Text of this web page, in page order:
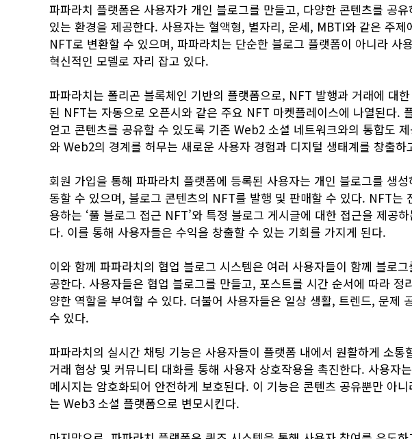
파파라치 플랫폼은 사용자가 개인 블로그를 만들고, 다양한 콘텐츠를 공
있는 환경을 제공한다. 사용자는 혈액형, 별자리, 운세, MBTI와 같은 주
NFT로 변환할 수 있으며, 파파라치는 단순한 블로그 플랫폼이 아니라 사
혁신적인 모델로 자리 잡고 있다.
파파라치는 폴리곤 블록체인 기반의 플랫폼으로, NFT 발행과 거래에 대
된 NFT는 자동으로 오픈시와 같은 주요 NFT 마켓플레이스에 나열된다.
얻고 콘텐츠를 공유할 수 있도록 기존 Web2 소셜 네트워크와의 통합도
와 Web2의 경계를 허무는 새로운 사용자 경험과 디지털 생태계를 창출하
회원 가입을 통해 파파라치 플랫폼에 등록된 사용자는 개인 블로그를 생
동할 수 있으며, 블로그 콘텐츠의 NFT를 발행 및 판매할 수 있다. NFT는
용하는 ‘풀 블로그 접근 NFT’와 특정 블로그 게시글에 대한 접근을 제공
다. 이를 통해 사용자들은 수익을 창출할 수 있는 기회를 가지게 된다.
이와 함께 파파라치의 협업 블로그 시스템은 여러 사용자들이 함께 블로
공한다. 사용자들은 협업 블로그를 만들고, 포스트를 시간 순서에 따라
양한 역할을 부여할 수 있다. 더불어 사용자들은 일상 생활, 트렌드, 문제
수 있다.
파파라치의 실시간 채팅 기능은 사용자들이 플랫폼 내에서 원활하게 소
거래 협상 및 커뮤니티 대화를 통해 사용자 상호작용을 촉진한다. 사용자
메시지는 암호화되어 안전하게 보호된다. 이 기능은 콘텐츠 공유뿐만 아
는 Web3 소셜 플랫폼으로 변모시킨다.